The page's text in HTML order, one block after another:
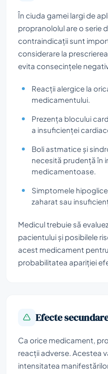
În ciuda gamei largi de
propranololul are o serie
contraindicații sunt
considerare la
evita consecințele
Reacții alergice la
medicamentului.
Prezența blocului
a insuficienței
Boli astmatice și
necesită prudență în
medicamentoase.
Simptomele
zaharat sau
Medicul trebuie să
pacientului și posibilele
acest medicament
probabilitatea apariției
Efecte
Ca orice medicament,
reacții adverse. Acestea
intensitatea